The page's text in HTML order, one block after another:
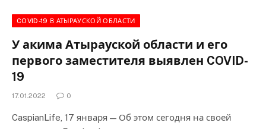
COVID-19 В АТЫРАУСКОЙ ОБЛАСТИ
У акима Атырауской области и его
первого заместителя выявлен COVID-
19
17.01.2022 0
CaspianLife, 17 января — Об этом сегодня на своей